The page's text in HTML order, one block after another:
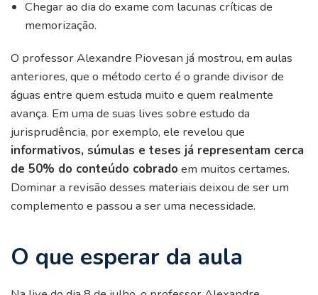
Chegar ao dia do exame com lacunas críticas de
memorização.
O professor Alexandre Piovesan já mostrou, em aulas
anteriores, que o método certo é o grande divisor de
águas entre quem estuda muito e quem realmente
avança. Em uma de suas lives sobre estudo da
jurisprudência, por exemplo, ele revelou que
informativos, súmulas e teses já representam cerca
de 50% do conteúdo cobrado em muitos certames.
Dominar a revisão desses materiais deixou de ser um
complemento e passou a ser uma necessidade.
O que esperar da aula